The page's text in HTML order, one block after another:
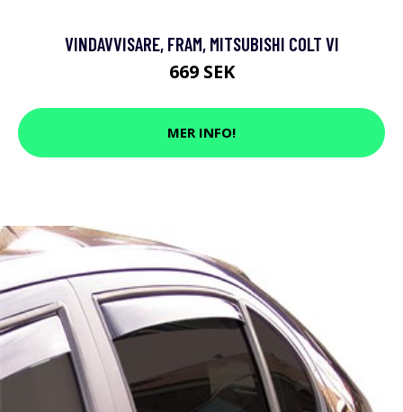
VINDAVVISARE, FRAM, MITSUBISHI COLT VI
669 SEK
MER INFO!